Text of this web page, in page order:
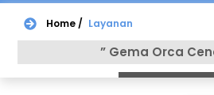
Home / Layanan
” Gema Orca